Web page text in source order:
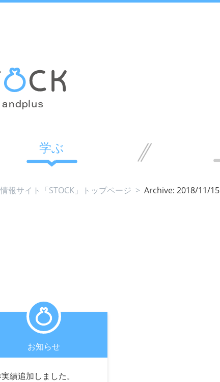
学ぶ
報サイト「STOCK」トップページ > Archive: 2018/11/15
お知らせ
績追加しました。